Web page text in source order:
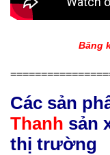
Băng
Các sản
Thanh sản
thị trường